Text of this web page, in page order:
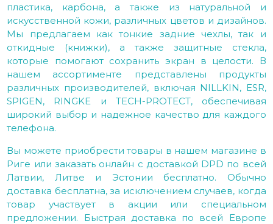
пластика, карбона, а также из натуральной и
искусственной кожи, различных цветов и дизайнов.
Мы предлагаем как тонкие задние чехлы, так и
откидные (книжки), а также защитные стекла,
которые помогают сохранить экран в целости. В
нашем ассортименте представлены продукты
различных производителей, включая NILLKIN, ESR,
SPIGEN, RINGKE и TECH-PROTECT, обеспечивая
широкий выбор и надежное качество для каждого
телефона.
Вы можете приобрести товары в нашем магазине в
Риге или заказать онлайн с доставкой DPD по всей
Латвии, Литве и Эстонии бесплатно. Обычно
доставка бесплатна, за исключением случаев, когда
товар участвует в акции или специальном
предложении. Быстрая доставка по всей Европе